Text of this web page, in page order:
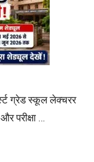
ग्रेड स्कूल लेक्चरर
परीक्षा …